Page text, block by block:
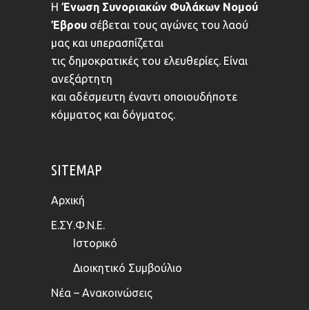
Η Ένωση Συνοριακών Φυλάκων Νομού
Έβρου σέβεται τους αγώνες του λαού
μας και υπερασπίζεται
τις δημοκρατικές του ελευθερίες. Είναι
ανεξάρτητη
και αδέσμευτη έναντι οποιουδήποτε
κόμματος και δόγματος.
SITEMAP
Αρχική
Ε.ΣΥ.Φ.Ν.Ε.
Ιστορικό
Διοικητικό Συμβούλιο
Νέα – Ανακοινώσεις